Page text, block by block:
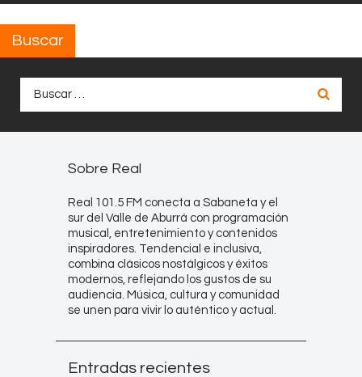
Buscar
Sobre Real
Real 101.5 FM conecta a Sabaneta y el
sur del Valle de Aburrá con programación
musical, entretenimiento y contenidos
inspiradores. Tendencial e inclusiva,
combina clásicos nostálgicos y éxitos
modernos, reflejando los gustos de su
audiencia. Música, cultura y comunidad
se unen para vivir lo auténtico y actual.
Entradas recientes